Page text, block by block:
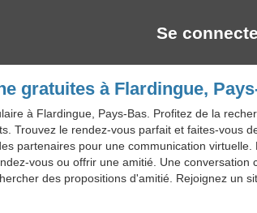
Se
gratuites à Flardingue,
à Flardingue, Pays-Bas. Profitez de la
Trouvez le rendez-vous parfait et faites-vous
partenaires pour une communication
vous ou offrir une amitié. Une conversation
des propositions d'amitié. Rejoignez un